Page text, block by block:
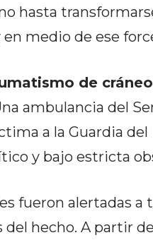
hasta
medio de ese
de
ambulancia del
a la Guardia
y bajo estricta
fueron alertadas a
hecho. A partir